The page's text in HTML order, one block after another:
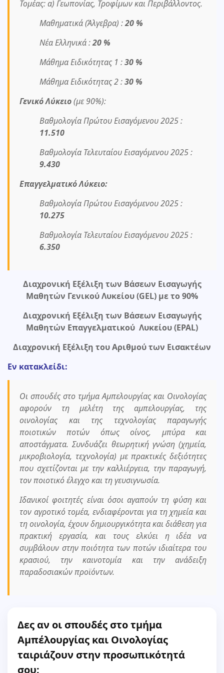
Τομέας: α) Γεωπονίας, Τροφίμων και Περιβάλλοντος.
Μαθηματικά (Άλγεβρα) :20 %
Νέα Ελληνικά :20 %
Μάθημα Ειδικότητας 1 :30 %
Μάθημα Ειδικότητας 2 :30 %
Γενικό Λύκειο(με 90%):
Βαθμολογία Πρώτου Εισαγόμενου 2025 :
11.510
Βαθμολογία Τελευταίου Εισαγόμενου 2025 :
9.430
Επαγγελματικό Λύκειο:
Βαθμολογία Πρώτου Εισαγόμενου 2025 :
10.275
Βαθμολογία Τελευταίου Εισαγόμενου 2025 :
6.350
Διαχρονική Εξέλιξη των Βάσεων Εισαγωγής
Μαθητών Γενικού Λυκείου (GEL) με το 90%
Διαχρονική Εξέλιξη των Βάσεων Εισαγωγής
Μαθητών Επαγγελματικού Λυκείου (EPAL)
Διαχρονική Εξέλιξη του Αριθμού των Εισακτέων
Εν κατακλείδι:
Οι σπουδές στο τμήμα Αμπελουργίας και Οινολογίας
αφορούν τη μελέτη της αμπελουργίας, της
οινολογίας και της τεχνολογίας παραγωγής
ποιοτικών ποτών όπως οίνος, μπύρα και
αποστάγματα. Συνδυάζει θεωρητική γνώση (χημεία,
μικροβιολογία, τεχνολογία) με πρακτικές δεξιότητες
που σχετίζονται με την καλλιέργεια, την παραγωγή,
τον ποιοτικό έλεγχο και τη γευσιγνωσία.
Ιδανικοί φοιτητές είναι όσοι αγαπούν τη φύση και
τον αγροτικό τομέα, ενδιαφέρονται για τη χημεία και
τη οινολογία, έχουν δημιουργικότητα και διάθεση για
πρακτική εργασία, και τους ελκύει η ιδέα να
συμβάλουν στην ποιότητα των ποτών ιδιαίτερα του
κρασιού, την καινοτομία και την ανάδειξη
παραδοσιακών προϊόντων.
Δες αν οι σπουδές στο τμήμα
Αμπέλουργίας και Οινολογίας
ταιριάζουν στην προσωπικότητά
σου;